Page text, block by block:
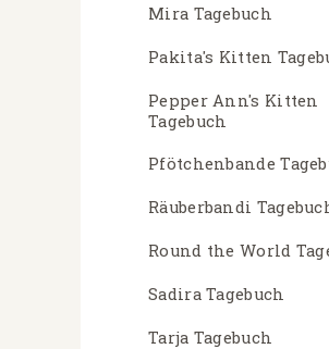
Mira Tagebuch
Pakita's Kitten
Pepper Ann's Kitten
Tagebuch
Pfötchenbande
Räuberbandi
Round the World
Sadira Tagebuch
Tarja Tagebuch